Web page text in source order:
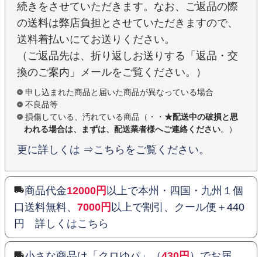
続きをさせていただきます。なお、ご返品の際
の送料は弊店負担とさせていただきますので、
送料着払いにてお送りください。
（ご返品先は、折り返しお送りする「返品・交
換のご案内」メールをご覧ください。）
申し込まれた商品と届いた商品が異なっている場合
不良品等
損傷している、汚れている商品（・・ ★配送中の破損と思
われる場合は、まずは、配送業者様へご連絡ください。）
更に詳しくは ⇒こちらをご覧ください。
商品代金12000円 以上で本州・四国・九州１個
口送料無料、 7000円 以上で割引、クール便＋440
円 詳しくはこちら